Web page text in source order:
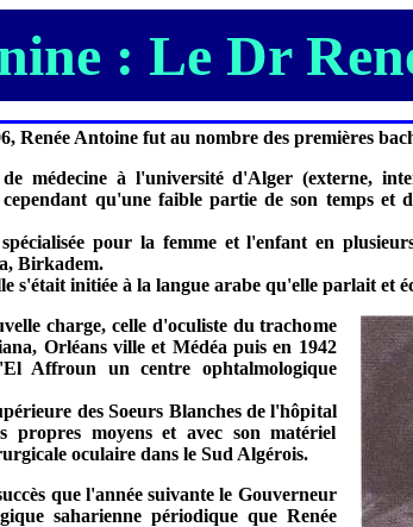
: Le Dr
Renée Antoine fut au nombre des premières
médecine à l'université d'Alger (externe,
qu'une faible partie de son temps
spécialisée pour la femme et l'enfant en
Birkadem.
s'était initiée à la langue arabe qu'elle parlait et
charge, celle d'oculiste du trachome
Orléans ville et Médéa puis en 1942
Affroun un centre ophtalmologique
des Soeurs Blanches de l'hôpital
propres moyens et avec son matériel
oculaire dans le Sud Algérois.
que l'année suivante le Gouverneur
saharienne périodique que Renée